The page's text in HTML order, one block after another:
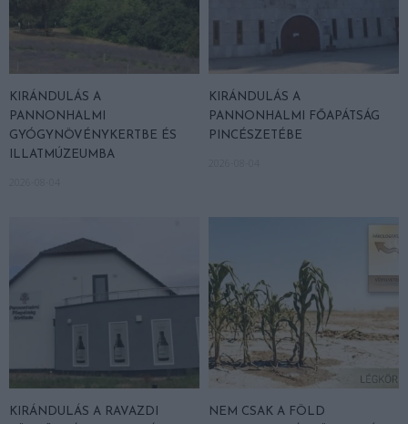
KIRÁNDULÁS A
PANNONHALMI
GYÓGYNÖVÉNYKERTBE ÉS
ILLATMÚZEUMBA
KIRÁNDULÁS A
PANNONHALMI FŐAPÁTSÁG
PINCÉSZETÉBE
KIRÁNDULÁS A RAVAZDI
NEM CSAK A FÖLD